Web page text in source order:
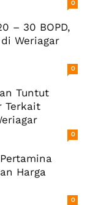
0
– 30 BOPD,
Weriagar
0
Tuntut
Terkait
0
Harga
0